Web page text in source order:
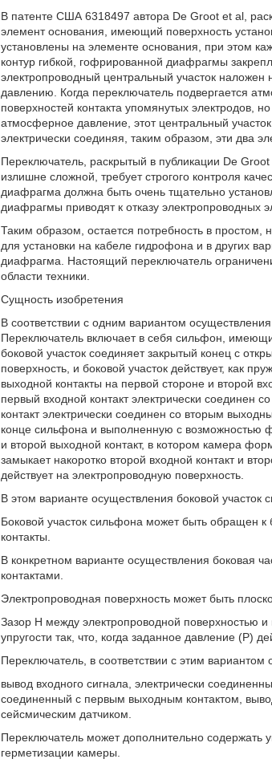
В патенте США 6318497 автора De Groot et al,
элемент основания, имеющий поверхность
установлены на элементе основания, при этом
контур гибкой, гофрированной диафрагмы
электропроводный центральный участок
давлению. Когда переключатель подвергается
поверхностей контакта упомянутых электродов,
атмосферное давление, этот центральный
электрически соединяя, таким образом, эти два
Переключатель, раскрытый в публикации De
излишне сложной, требует строгого контроля
диафрагма должна быть очень тщательно
диафрагмы приводят к отказу электропроводных
Таким образом, остается потребность в
для установки на кабеле гидрофона и в других
диафрагма. Настоящий переключатель
области техники.
Сущность изобретения
В соответствии с одним вариантом
Переключатель включает в себя сильфон,
боковой участок соединяет закрытый конец с
поверхность, и боковой участок действует, как
выходной контакты на первой стороне и второй
первый входной контакт электрически соединен
контакт электрически соединен со вторым
конце сильфона и выполненную с возможностью
и второй выходной контакт, в котором камера
замыкает накоротко второй входной контакт и
действует на электропроводную поверхность.
В этом варианте осуществления боковой
Боковой участок сильфона может быть обращен к
контакты.
В конкретном варианте осуществления боковая
контактами.
Электропроводная поверхность может быть
Зазор Н между электропроводной поверхностью
упругости так, что, когда заданное давление (Р)
Переключатель, в соответствии с этим
вывод входного сигнала, электрически
соединенный с первым выходным контактом,
сейсмическим датчиком.
Переключатель может дополнительно содержать
герметизации камеры.